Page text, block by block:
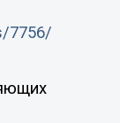
7756/